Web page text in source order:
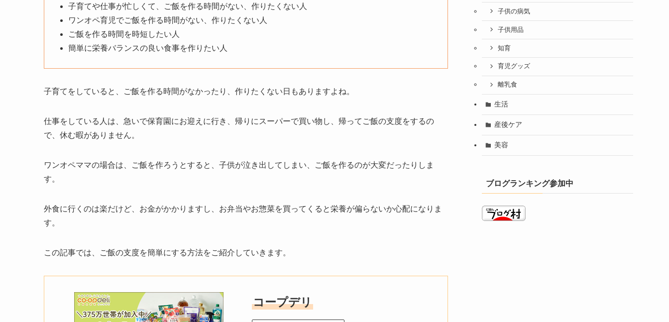
子育てや仕事が忙しくて、ご飯を作る時間がない、作りたくない人
ワンオペ育児でご飯を作る時間がない、作りたくない人
ご飯を作る時間を時短したい人
簡単に栄養バランスの良い食事を作りたい人
子育てをしていると、ご飯を作る時間がなかったり、作りたくない日もありますよね。
仕事をしている人は、急いで保育園にお迎えに行き、帰りにスーパーで買い物し、帰ってご飯の支度をするの
で、休む暇がありません。
ワンオペママの場合は、ご飯を作ろうとすると、子供が泣き出してしまい、ご飯を作るのが大変だったりしま
す。
外食に行くのは楽だけど、お金がかかりますし、お弁当やお惣菜を買ってくると栄養が偏らないか心配になりま
す。
この記事では、ご飯の支度を簡単にする方法をご紹介していきます。
コープデリ
子供の病気
子供用品
知育
育児グッズ
離乳食
生活
産後ケア
美容
ブログランキング参加中